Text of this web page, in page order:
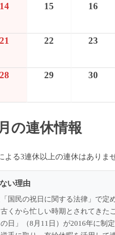
14 15 16
21 22 23
28 29 30
の連休情報
よる3連休以上の連休はあり
い理由
国民の祝日に関する法律」で
くから忙しい時期とされてきた
日」（8月11日）が2016年に制